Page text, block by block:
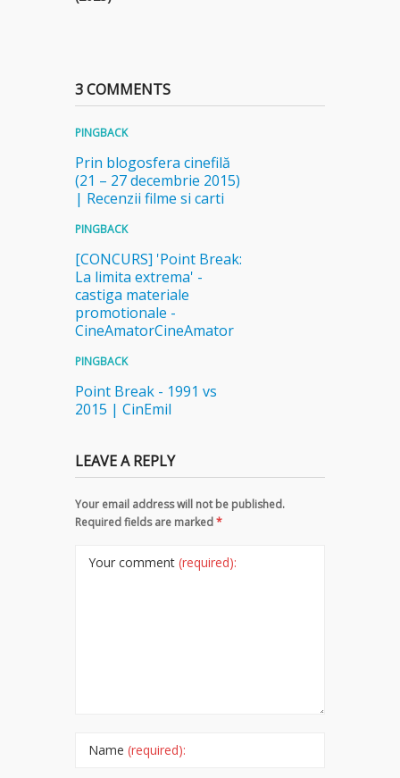
3 COMMENTS
PINGBACK
Prin blogosfera cinefilă
(21 – 27 decembrie 2015)
| Recenzii filme si carti
PINGBACK
[CONCURS] 'Point Break:
La limita extrema' -
castiga materiale
promotionale -
CineAmatorCineAmator
PINGBACK
Point Break - 1991 vs
2015 | CinEmil
LEAVE A REPLY
Your email address will not be published.
Required fields are marked*
Your comment (required):
Name (required):